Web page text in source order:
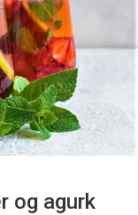
og agurk